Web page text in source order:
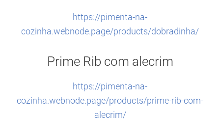
https://pimenta-na-
cozinha.webnode.page/products/dobradinha/
Prime Rib com alecrim
https://pimenta-na-
cozinha.webnode.page/products/prime-rib-com-
alecrim/